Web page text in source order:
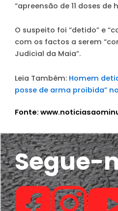
“apreensão de 11 doses de
O suspeito foi “detido” e
com os factos a serem
Judicial da Maia”.
Leia Também: Homem
posse de arma proibida”
Fonte:
Segue-